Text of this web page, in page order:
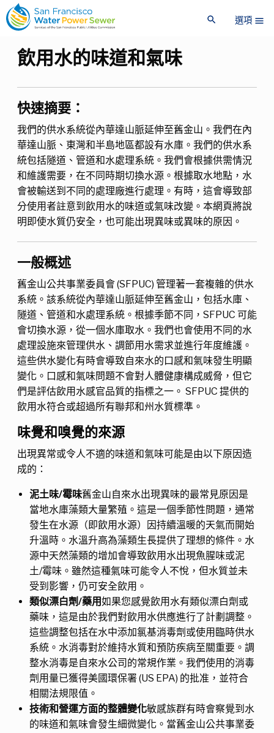
到
到
search 選項 menu
飲用水的味道和氣味
快速摘要：
我們的供水系統從內華達山脈延伸至舊金山。我們在內
華達山脈、東灣和半島地區都設有水庫。我們的供水系
統包括隧道、管道和水處理系統。我們會根據供需情況
和維護需要，在不同時期切換水源。根據取水地點，水
會被輸送到不同的處理廠進行處理。有時，這會導致部
分使用者註意到飲用水的味道或氣味改變。本網頁將說
明即使水質仍安全，也可能出現異味或異味的原因。
一般概述
舊金山公共事業委員會 (SFPUC) 管理著一套複雜的供水
系統。該系統從內華達山脈延伸至舊金山，包括水庫、
隧道、管道和水處理系統。根據季節不同，SFPUC 可能
會切換水源，從一個水庫取水。我們也會使用不同的水
處理設施來管理供水、調節用水需求並進行年度維護。
這些供水變化有時會導致自來水的口感和氣味發生明顯
變化。口感和氣味問題不會對人體健康構成威脅，但它
們是評估飲用水感官品質的指標之一。 SFPUC 提供的
飲用水符合或超過所有聯邦和州水質標準。
味覺和嗅覺的來源
出現異常或令人不適的味道和氣味可能是由以下原因造
成的：
泥土味/霉味舊金山自來水出現異味的最常見原因是
當地水庫藻類大量繁殖。這是一個季節性問題，通常
發生在水源（即飲用水源）因持續溫暖的天氣而開始
升溫時。水溫升高為藻類生長提供了理想的條件。水
源中天然藻類的增加會導致飲用水出現魚腥味或泥
土/霉味。雖然這種氣味可能令人不悅，但水質並未
受到影響，仍可安全飲用。
類似漂白劑/藥用如果您感覺飲用水有類似漂白劑或
藥味，這是由於我們對飲用水供應進行了計劃調整。
這些調整包括在水中添加氯基消毒劑或使用臨時供水
系統。水消毒對於維持水質和預防疾病至關重要。調
整水消毒是自來水公司的常規作業。我們使用的消毒
劑用量已獲得美國環保署 (US EPA) 的批准，並符合
相關法規限值。
技術和營運方面的整體變化敏感族群有時會察覺到水
的味道和氣味會發生細微變化。當舊金山公共事業委